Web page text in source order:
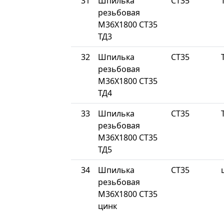
резьбовая
М36Х1800 СТ35
ТД3
32
Шпилька
резьбовая
М36Х1800 СТ35
ТД4
СТ35
33
Шпилька
резьбовая
М36Х1800 СТ35
ТД5
СТ35
34
Шпилька
резьбовая
М36Х1800 СТ35
цинк
СТ35